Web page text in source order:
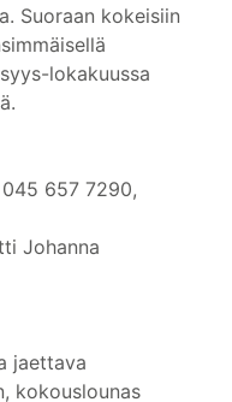
Suoraan kokeisiin
lokakuussa
657 7290,
Johanna
jaettava
kokouslounas